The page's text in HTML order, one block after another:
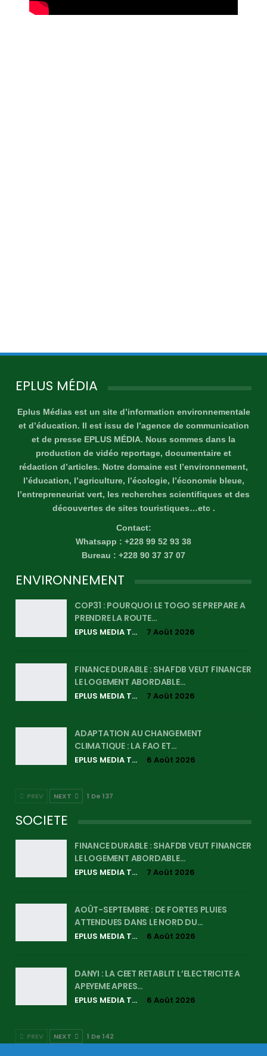
EPLUS MÉDIA
Eplus Médias est un site d’information environnementale
et d’éducation. Il est issu de l’agence de communication
et de presse EPLUS MÉDIA. Nous sommes dans la
production de vidéo reportage, documentaire et
rédaction d’articles. Notre domaine est l’environnement,
l’éducation, l’agriculture, l’écologie, l’économie bleue,
l’entrepreneuriat vert, les recherches scientifiques et des
découvertes de sites touristiques…etc .
Contact:
Whatsapp : +228 99 52 93 38
Bureau : +228 90 37 37 07
ENVIRONNEMENT
COP31 : POURQUOI LE TOGO SE PREPARE A
PRENDRE LA ROUTE…
EPLUS MEDIA TV 7 Août 2026
FINANCE DURABLE : SHAFDB VEUT FINANCER
LE LOGEMENT ABORDABLE…
EPLUS MEDIA TV 7 Août 2026
ADAPTATION AU CHANGEMENT
CLIMATIQUE : LA FAO ET…
EPLUS MEDIA TV 6 Août 2026
PREV NEXT 1 De 137
SOCIETE
FINANCE DURABLE : SHAFDB VEUT FINANCER
LE LOGEMENT ABORDABLE…
EPLUS MEDIA TV 7 Août 2026
AOÛT-SEPTEMBRE : DE FORTES PLUIES
ATTENDUES DANS LE NORD DU…
EPLUS MEDIA TV 6 Août 2026
DANYI : LA CEET RETABLIT L’ELECTRICITE A
APEYEME APRES…
EPLUS MEDIA TV 6 Août 2026
PREV NEXT 1 De 142